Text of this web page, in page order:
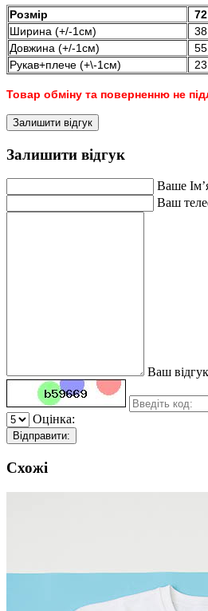
Розмір 72
Ширина (+/-1см)
38
Довжина (+/-1см)
55
Рукав+плече (+\-1см)
23
Товар обміну та поверненню не
Залишити відгук
Залишити відгук
Ваше
Ваш
Ваш відгук
Оцінка:
Відправити:
Схожі